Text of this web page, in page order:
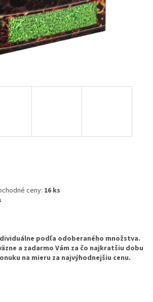
ceny: 16 ks
podľa odoberaného množstva.
a zadarmo Vám za čo najkratšiu dobu
na mieru za najvýhodnejšiu cenu.